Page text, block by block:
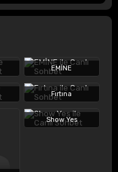
EMİNE
Fırtına
Show Yes